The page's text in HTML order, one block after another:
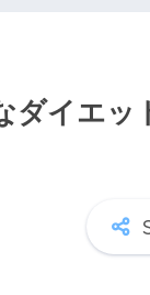
ダイエッ